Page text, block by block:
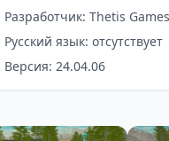
Разработчик: Thetis
Русский язык: отсутствует
Версия: 24.04.06